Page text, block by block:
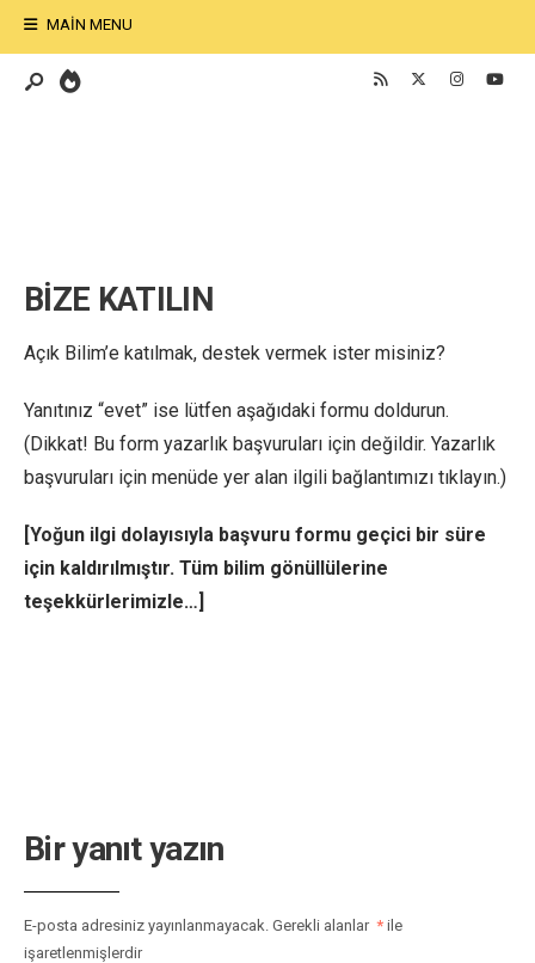
MAIN MENU
BİZE KATILIN
Açık Bilim’e katılmak, destek vermek ister misiniz?
Yanıtınız “evet” ise lütfen aşağıdaki formu doldurun.
(Dikkat! Bu form yazarlık başvuruları için değildir. Yazarlık
başvuruları için menüde yer alan ilgili bağlantımızı tıklayın.)
[Yoğun ilgi dolayısıyla başvuru formu geçici bir süre
için kaldırılmıştır. Tüm bilim gönüllülerine
teşekkürlerimizle…]
Bir yanıt yazın
E-posta adresiniz yayınlanmayacak. Gerekli alanlar * ile
işaretlenmişlerdir